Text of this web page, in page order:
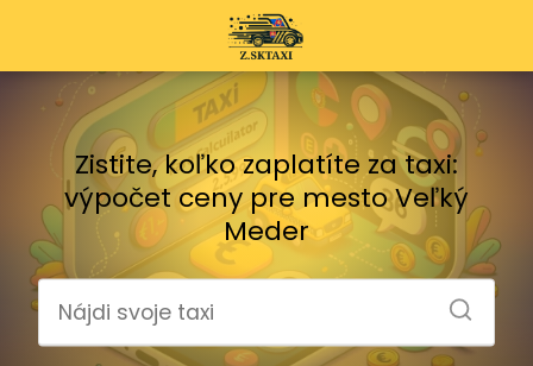
Zistite, koľko zaplatíte za taxi:
výpočet ceny pre mesto Veľký
Meder